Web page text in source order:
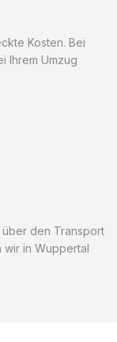
Kosten. Bei
Ihrem Umzug
den Transport
wir in Wuppertal